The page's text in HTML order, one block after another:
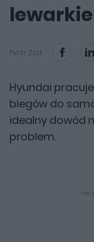
Piotr Zajt
Hyundai
biegów do
idealny dowód
problem.